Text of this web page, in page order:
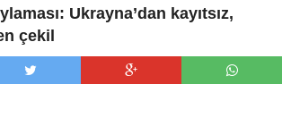
Ukrayna’dan kayıtsız,
çekil